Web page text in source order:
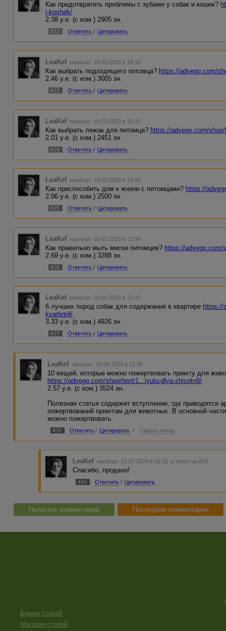
Как предотвратить проблемы с зубами у собак и кошек?
i-koshek/
2.38 у.е. (с ком.) 2905 зн.
#22 Ответить / Цитировать
LeaKef написал 24.03.2020 в 19:19
Как выбрать подходящего питомца? https://advego.com/
2.46 у.е. (с ком.) 3005 зн.
#23 Ответить / Цитировать
LeaKef написал 24.03.2020 в 19:20
Как выбрать лежак для питомца? https://advego.com/
2.01 у.е. (с ком.) 2451 зн.
#24 Ответить / Цитировать
LeaKef написал 24.03.2020 в 19:21
Как приспособить дом к жизни с питомцами? https://
2.06 у.е. (с ком.) 2500 зн.
#25 Ответить / Цитировать
LeaKef написал 26.03.2020 в 13:34
Как правильно мыть миски питомцев? https://
2.69 у.е. (с ком.) 3288 зн.
#26 Ответить / Цитировать
LeaKef написал 09.04.2020 в 12:47
6 лучших пород собак для содержания в квартире https://
kvartire4/
3.33 у.е. (с ком.) 4926 зн.
#27 Ответить / Цитировать
LeaKef написал 29.06.2020 в 12:05
10 вещей, которые можно пожертвовать приюту для
https://advego.com/shop/text/1...iyutu-dlya-zhivotn8/
2.57 у.е. (с ком.) 3524 зн.
Полезная статья содержит вступление, где приводятся
пожертвований приютам для животных. В основной
можно пожертвовать.
#33 Ответить / Цитировать / Скрыть ветку
LeaKef написал 01.07.2020 в 16:32 в ответ на #33
Спасибо, продано!
#34 Ответить / Цитировать
Написать комментарий Последние комментарии
Биржа статей
Магазин статей